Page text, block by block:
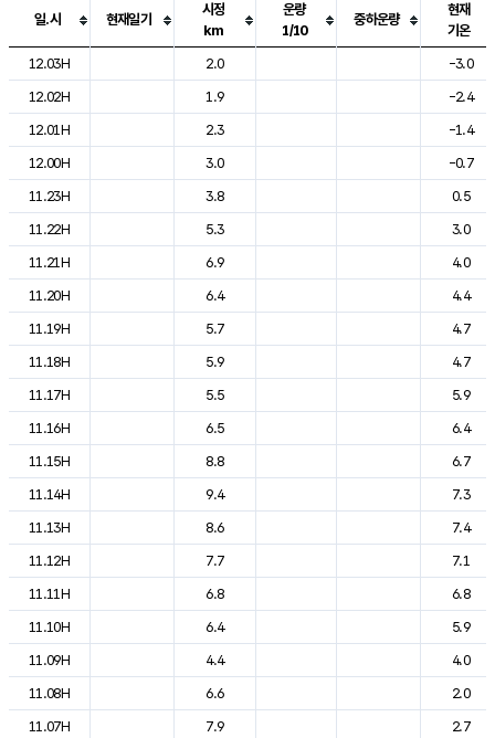
도시별 기상실황표로 지점, 날씨, 기온, 강수, 바람, 기압등을 안내한 표입
일.시 현재일기
시정
km
운량
1/10
중하운량
현재
기온
12.03H
2.0
-3.0
12.02H
1.9
-2.4
12.01H
2.3
-1.4
12.00H
3.0
-0.7
11.23H
3.8
0.5
11.22H
5.3
3.0
11.21H
6.9
4.0
11.20H
6.4
4.4
11.19H
5.7
4.7
11.18H
5.9
4.7
11.17H
5.5
5.9
11.16H
6.5
6.4
11.15H
8.8
6.7
11.14H
9.4
7.3
11.13H
8.6
7.4
11.12H
7.7
7.1
11.11H
6.8
6.8
11.10H
6.4
5.9
11.09H
4.4
4.0
11.08H
6.6
2.0
11.07H
7.9
2.7